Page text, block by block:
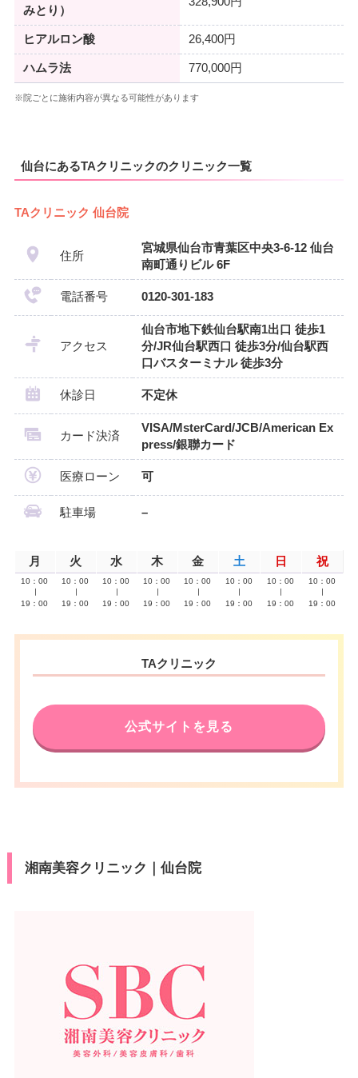
みとり）
ヒアルロン酸 26,400円
ハムラ法 770,000円
※院ごとに施術内容が異なる可能性があります
仙台にあるTAクリニックのクリニック一覧
TAクリニック 仙台院
住所
宮城県仙台市青葉区中央3-6-12 仙台
南町通りビル 6F
電話番号 0120-301-183
アクセス
仙台市地下鉄仙台駅南1出口 徒歩1
分/JR仙台駅西口 徒歩3分/仙台駅西
口バスターミナル 徒歩3分
休診日 不定休
カード決済
VISA/MsterCard/JCB/American Ex
press/銀聯カード
医療ローン 可
駐車場 –
月 火 水 木 金 土 日 祝
10：00
19：00
10：00
19：00
10：00
19：00
10：00
19：00
10：00
19：00
10：00
19：00
10：00
19：00
10：00
19：00
TAクリニック
公式サイトを見る
湘南美容クリニック｜仙台院